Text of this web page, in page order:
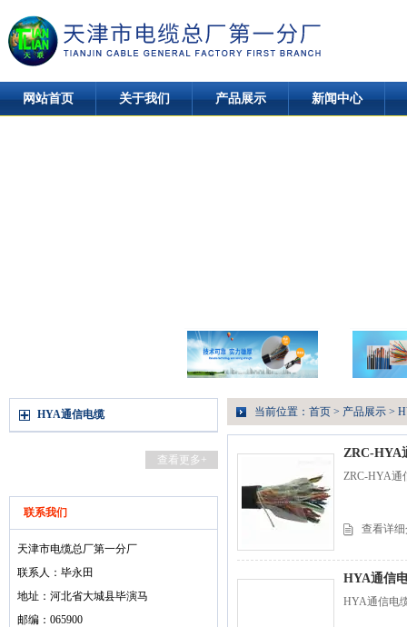
网站首页 关于我们 产品展示 新闻中心
HYA通信电缆
查看更多+
联系我们
天津市电缆总厂第一分厂
联系人：毕永田
地址：河北省大城县毕演马
邮编：065900
当前位置： 首页 > 产品展示 >
ZRC-HYA
ZRC-HYA通
查看详
HYA通信
HYA通信电